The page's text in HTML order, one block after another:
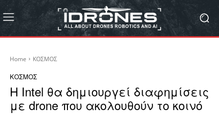
Home ΚΟΣΜΟΣ
ΚΟΣΜΟΣ
Η Intel θα δημιουργεί διαφημίσεις
με drone που ακολουθούν το κοινό